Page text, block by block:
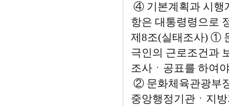
④ 기본계획과 시행
항은 대통령령으로
제8조(실태조사) ①
극인의 근로조건과
조사ㆍ공표를 하여
② 문화체육관광부
중앙행정기관ㆍ지